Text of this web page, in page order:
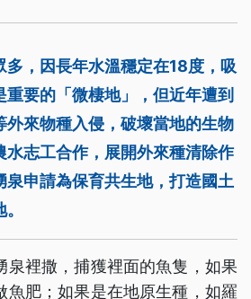
多，因長年水溫穩定在18度，吸
要的「微棲地」，但近年遭到
外來物種入侵，破壞當地的生物
水志工合作，展開外來種清除作
泉申請為保育共生地，打造國土
泉裡撒，捕獲裡面的魚隻，如果
魚肥；如果是在地原生種，如羅